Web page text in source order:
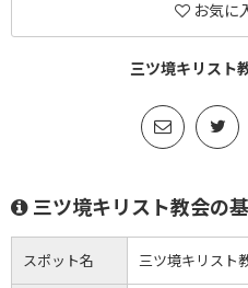
お気に
三ツ境キリスト
三ツ境キリスト教会の
スポット名 三ツ境キリスト